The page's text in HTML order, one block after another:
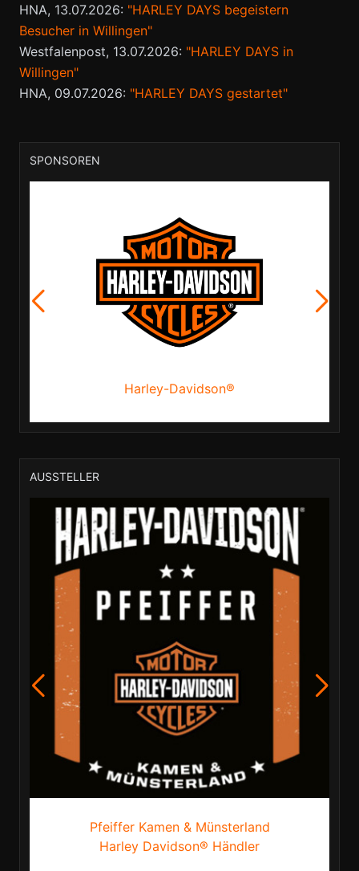
HNA, 13.07.2026: "HARLEY DAYS begeistern
Besucher in Willingen"
Westfalenpost, 13.07.2026: "HARLEY DAYS in
Willingen"
HNA, 09.07.2026: "HARLEY DAYS gestartet"
SPONSOREN
Harley-Davidson®
AUSSTELLER
Pfeiffer Kamen & Münsterland
Harley Davidson® Händler